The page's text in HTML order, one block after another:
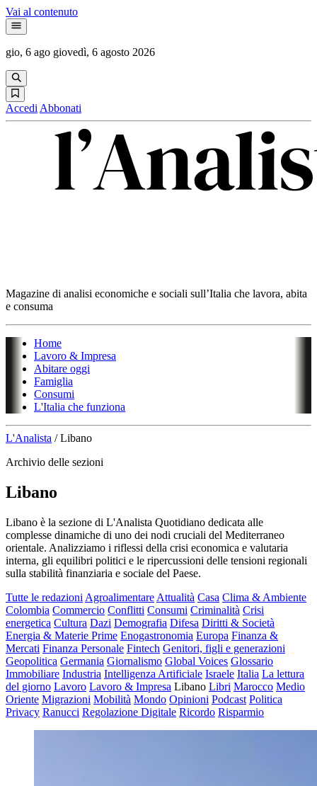
Vai al contenuto
gio, 6 ago giovedì, 6 agosto 2026
Accedi Abbonati
Magazine di analisi economiche e sociali sull’Italia che lavora, abita
e consuma
Home
Lavoro & Impresa
Abitare oggi
Famiglia
Consumi
L'Italia che funziona
L'Analista / Libano
Archivio delle sezioni
Libano
Libano è la sezione di L'Analista Quotidiano dedicata alle
complesse dinamiche di uno dei nodi cruciali del Mediterraneo
orientale. Analizziamo i riflessi della crisi economica e valutaria
interna, gli equilibri politici e le ripercussioni delle tensioni regionali
sulla stabilità finanziaria e sociale del Paese.
Tutte le redazioni Agroalimentare Attualità Casa Clima & Ambiente
Colombia Commercio Conflitti Consumi Criminalità Crisi
energetica Cultura Dazi Demografia Difesa Diritti & Società
Energia & Materie Prime Enogastronomia Europa Finanza &
Mercati Finanza Personale Fintech Genitori, figli e generazioni
Geopolitica Germania Giornalismo Global Voices Glossario
Immobiliare Industria Intelligenza Artificiale Israele Italia La lettura
del giorno Lavoro Lavoro & Impresa Libano Libri Marocco Medio
Oriente Migrazioni Mobilità Mondo Opinioni Podcast Politica
Privacy Ranucci Regolazione Digitale Ricordo Risparmio